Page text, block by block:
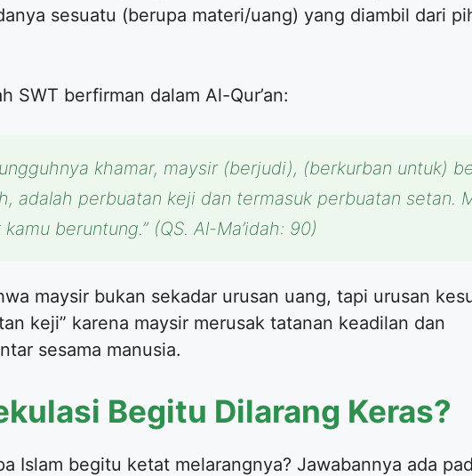
sesuatu (berupa materi/uang) yang diambil dari
SWT berfirman dalam Al-Qur’an:
khamar, maysir (berjudi), (berkurban untuk)
adalah perbuatan keji dan termasuk perbuatan setan.
beruntung.” (QS. Al-Ma’idah: 90)
maysir bukan sekadar urusan uang, tapi urusan
keji” karena maysir merusak tatanan keadilan dan
sesama manusia.
Begitu Dilarang Keras?
Islam begitu ketat melarangnya? Jawabannya ada